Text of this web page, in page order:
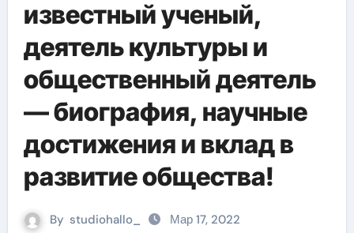
известный ученый,
деятель культуры и
общественный деятель
— биография, научные
достижения и вклад в
развитие общества!
By studiohallo_ Мар 17, 2022